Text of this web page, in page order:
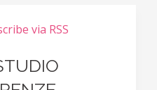
via RSS